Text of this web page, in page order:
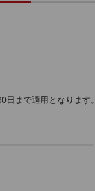
日まで適用となります。